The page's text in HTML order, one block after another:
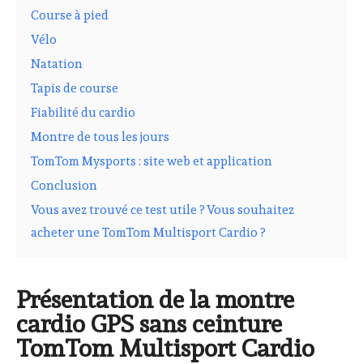
Course à pied
Vélo
Natation
Tapis de course
Fiabilité du cardio
Montre de tous les jours
TomTom Mysports : site web et application
Conclusion
Vous avez trouvé ce test utile ? Vous souhaitez
acheter une TomTom Multisport Cardio ?
Présentation de la montre
cardio GPS sans ceinture
TomTom Multisport Cardio